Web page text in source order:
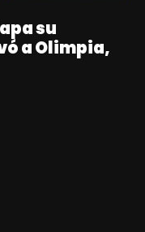
su
a Olimpia,